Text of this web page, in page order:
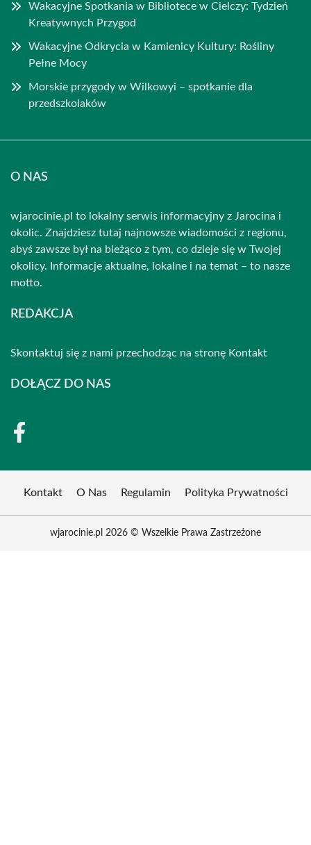
Wakacyjne Spotkania w Bibliotece w Cielczy: Tydzień
Kreatywnych Przygod
Wakacyjne Odkrycia w Kamienicy Kultury: Rośliny
Pełne Mocy
Morskie przygody w Wilkowyi – spotkanie dla
przedszkolaków
O NAS
wjarocinie.pl to lokalny serwis informacyjny z Jarocina i
okolic. Znajdziesz tutaj najnowsze wiadomości z regionu,
abyś zawsze był na bieżąco z tym, co dzieje się w Twojej
okolicy. Informacje aktualne, lokalne i na temat – to nasze
motto.
REDAKCJA
Skontaktuj się z nami przechodząc na stronę Kontakt
DOŁĄCZ DO NAS
Kontakt O Nas Regulamin Polityka Prywatności
wjarocinie.pl 2026 © Wszelkie Prawa Zastrzeżone